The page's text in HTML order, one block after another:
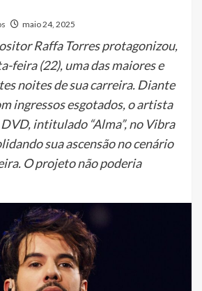
maio 24, 2025
Raffa Torres protagonizou,
feira (22), uma das maiores e
noites de sua carreira. Diante
ingressos esgotados, o artista
intitulado “Alma”, no Vibra
sua ascensão no cenário
O projeto não poderia